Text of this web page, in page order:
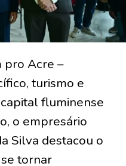
pro Acre –
turismo e
fluminense
o empresário
Silva destacou o
tornar